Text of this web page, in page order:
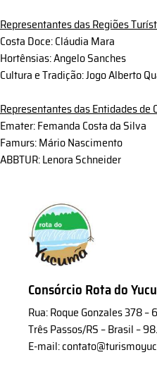
Representantes das Regiões
Costa Doce: Cláudia Mara
Hortênsias: Angelo Sanches
Cultura e Tradição: Jogo Alberto
Representantes das Entidades de
Emater: Femanda Costa da Silva
Famurs: Mário Nascimento
ABBTUR: Lenora Schneider
Consórcio Rota do
Rua: Roque Gonzales 378 –
Três Passos/RS – Brasil –
E-mail: